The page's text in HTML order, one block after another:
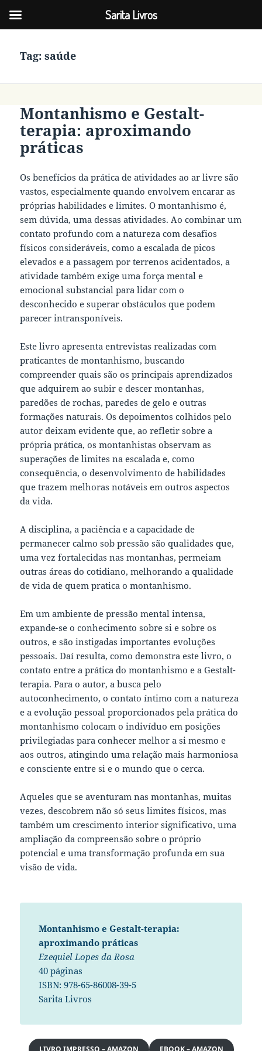
Tag:saúde
Montanhismo e Gestalt-
terapia: aproximando
práticas
Os benefícios da prática de atividades ao ar livre são
vastos, especialmente quando envolvem encarar as
próprias habilidades e limites. O montanhismo é,
sem dúvida, uma dessas atividades. Ao combinar um
contato profundo com a natureza com desafios
físicos consideráveis, como a escalada de picos
elevados e a passagem por terrenos acidentados, a
atividade também exige uma força mental e
emocional substancial para lidar com o
desconhecido e superar obstáculos que podem
parecer intransponíveis.
Este livro apresenta entrevistas realizadas com
praticantes de montanhismo, buscando
compreender quais são os principais aprendizados
que adquirem ao subir e descer montanhas,
paredões de rochas, paredes de gelo e outras
formações naturais. Os depoimentos colhidos pelo
autor deixam evidente que, ao refletir sobre a
própria prática, os montanhistas observam as
superações de limites na escalada e, como
consequência, o desenvolvimento de habilidades
que trazem melhoras notáveis em outros aspectos
da vida.
A disciplina, a paciência e a capacidade de
permanecer calmo sob pressão são qualidades que,
uma vez fortalecidas nas montanhas, permeiam
outras áreas do cotidiano, melhorando a qualidade
de vida de quem pratica o montanhismo.
Em um ambiente de pressão mental intensa,
expande-se o conhecimento sobre si e sobre os
outros, e são instigadas importantes evoluções
pessoais. Daí resulta, como demonstra este livro, o
contato entre a prática do montanhismo e a Gestalt-
terapia. Para o autor, a busca pelo
autoconhecimento, o contato íntimo com a natureza
e a evolução pessoal proporcionados pela prática do
montanhismo colocam o indivíduo em posições
privilegiadas para conhecer melhor a si mesmo e
aos outros, atingindo uma relação mais harmoniosa
e consciente entre si e o mundo que o cerca.
Aqueles que se aventuram nas montanhas, muitas
vezes, descobrem não só seus limites físicos, mas
também um crescimento interior significativo, uma
ampliação da compreensão sobre o próprio
potencial e uma transformação profunda em sua
visão de vida.
Montanhismo e Gestalt-terapia:
aproximando práticas
Ezequiel Lopes da Rosa
40 páginas
ISBN: 978-65-86008-39-5
Sarita Livros
Sarita Livros